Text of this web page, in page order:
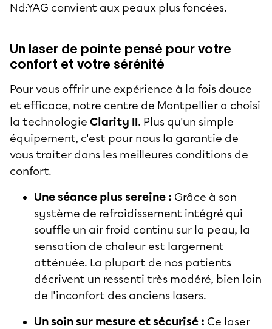
Nd:YAG convient aux peaux plus foncées.
Un laser de pointe pensé pour votre
confort et votre sérénité
Pour vous offrir une expérience à la fois douce
et efficace, notre centre de Montpellier a choisi
la technologie Clarity II. Plus qu'un simple
équipement, c'est pour nous la garantie de
vous traiter dans les meilleures conditions de
confort.
Une séance plus sereine : Grâce à son
système de refroidissement intégré qui
souffle un air froid continu sur la peau, la
sensation de chaleur est largement
atténuée. La plupart de nos patients
décrivent un ressenti très modéré, bien loin
de l'inconfort des anciens lasers.
Un soin sur mesure et sécurisé : Ce laser